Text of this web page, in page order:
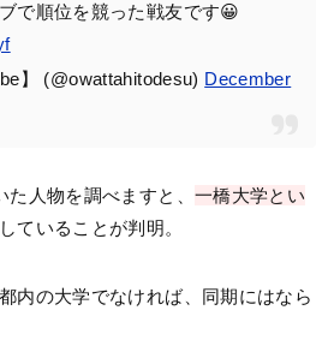
で順位を競った戦友です😀
】 (@owattahitodesu) December
人物を調べますと、 一橋大学とい
していることが判明。
内の大学でなければ、同期にはなら